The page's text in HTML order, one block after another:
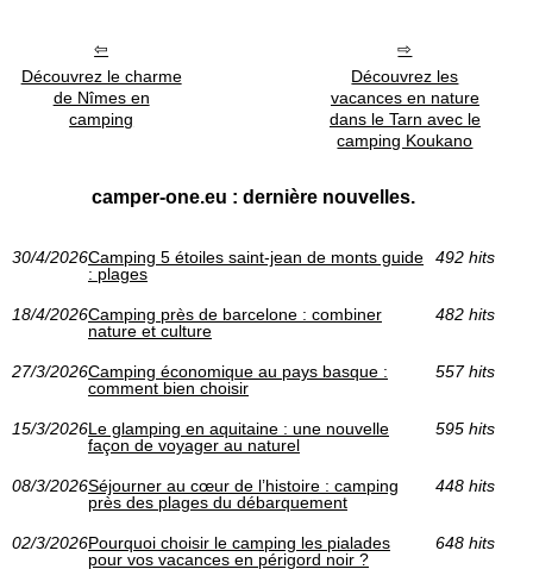
Découvrez le charme
de Nîmes en
camping
Découvrez les
vacances en nature
dans le Tarn avec le
camping Koukano
camper-one.eu : dernière nouvelles.
30/4/2026Camping 5 étoiles saint-jean de monts guide
: plages
492 hits
18/4/2026Camping près de barcelone : combiner
nature et culture
482 hits
27/3/2026Camping économique au pays basque :
comment bien choisir
557 hits
15/3/2026Le glamping en aquitaine : une nouvelle
façon de voyager au naturel
595 hits
08/3/2026Séjourner au cœur de l’histoire : camping
près des plages du débarquement
448 hits
02/3/2026Pourquoi choisir le camping les pialades
pour vos vacances en périgord noir ?
648 hits